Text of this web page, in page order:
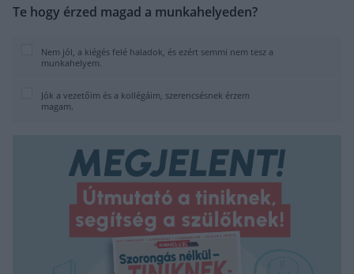
Te hogy érzed magad a munkahelyeden?
Nem jól, a kiégés felé haladok, és ezért semmi nem tesz a
munkahelyem.
Jók a vezetőim és a kollégáim, szerencsésnek érzem
magam.